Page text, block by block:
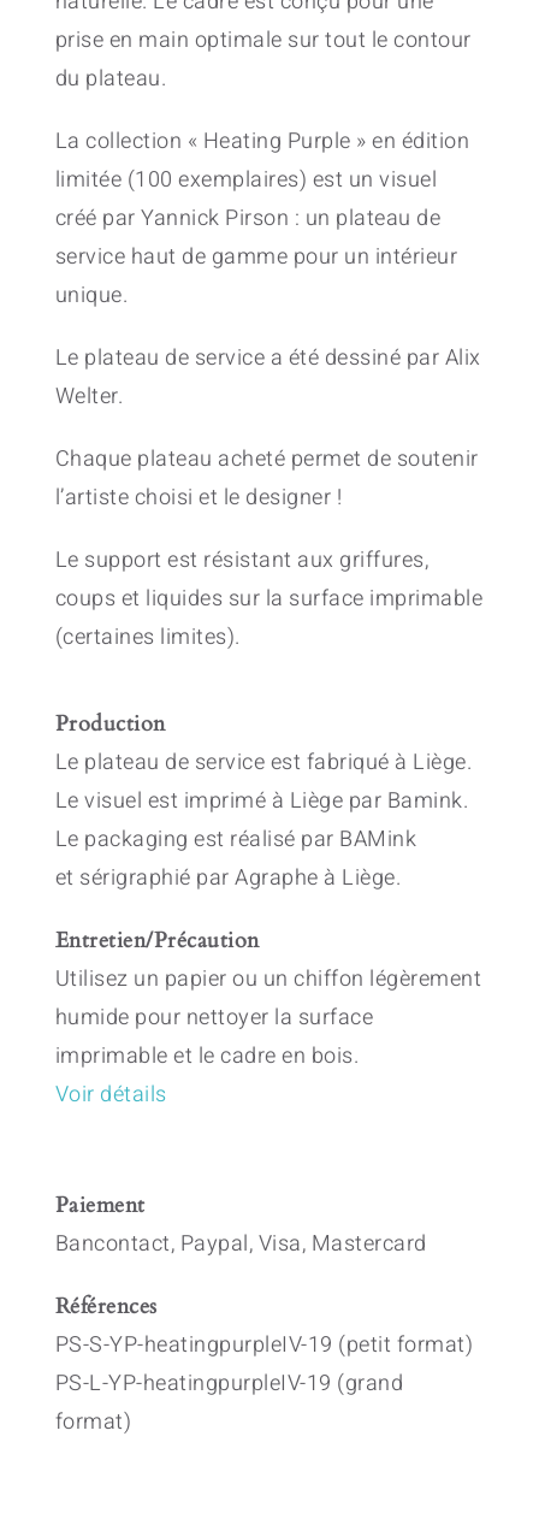
prise en main optimale sur tout le contour
du plateau.
La collection « Heating Purple » en édition
limitée (100 exemplaires) est un visuel
créé par Yannick Pirson : un plateau de
service haut de gamme pour un intérieur
unique.
Le plateau de service a été dessiné par Alix
Welter.
Chaque plateau acheté permet de soutenir
l’artiste choisi et le designer !
Le support est résistant aux griffures,
coups et liquides sur la surface imprimable
(certaines limites).
Production
Le plateau de service est fabriqué à Liège.
Le visuel est imprimé à Liège par Bamink.
Le packaging est réalisé par BAMink
et sérigraphié par Agraphe à Liège.
Entretien/Précaution
Utilisez un papier ou un chiffon légèrement
humide pour nettoyer la surface
imprimable et le cadre en bois.
Voir détails
Paiement
Bancontact, Paypal, Visa, Mastercard
Références
PS-S-YP-heatingpurpleIV-19 (petit format)
PS-L-YP-heatingpurpleIV-19 (grand
format)